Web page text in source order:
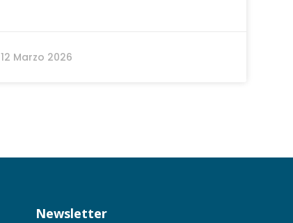
12 Marzo 2026
Newsletter